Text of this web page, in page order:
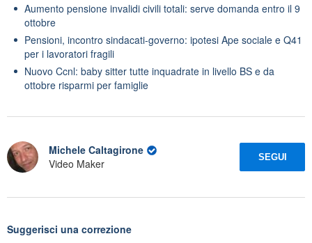
Aumento pensione invalidi civili totali: serve domanda entro il 9
ottobre
Pensioni, incontro sindacati-governo: ipotesi Ape sociale e Q41
per i lavoratori fragili
Nuovo Ccnl: baby sitter tutte inquadrate in livello BS e da
ottobre risparmi per famiglie
Michele Caltagirone
Video Maker
SEGUI
Suggerisci una correzione